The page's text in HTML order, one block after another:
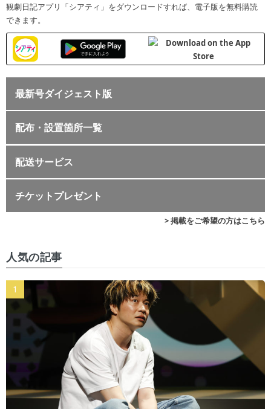
観劇日記アプリ「シアティ」をダウンロードすれば、電子版を無料購読
できます。
最新号ダイジェスト版
配布・設置箇所一覧
配送サービス
チケットプレゼント
> 掲載をご希望の方はこちら
人気の記事